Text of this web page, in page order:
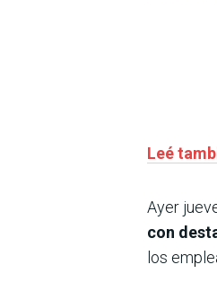
Leé
Ayer
con
los